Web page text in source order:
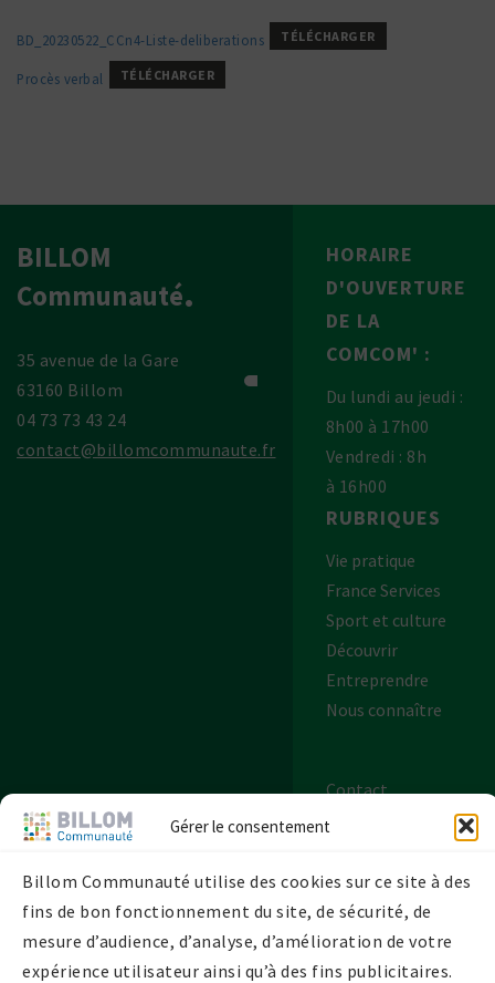
Gérer le consentement
Billom Communauté utilise des cookies sur ce site à des
fins de bon fonctionnement du site, de sécurité, de
mesure d’audience, d’analyse, d’amélioration de votre
expérience utilisateur ainsi qu’à des fins publicitaires.
BD_20230522_CCn4-Liste-deli­be­ra­tions TÉLÉCHARGER
Procès verbal TÉLÉCHARGER
BILLOM
Communauté
35 avenue de la Gare
63160 Billom
04 73 73 43 24
contact@billomcommunaute.fr
HORAIRE
D'OUVERTURE
DE LA
COMCOM' :
Du lundi au jeudi :
8h00 à 17h00
Vendredi : 8h
à 16h00
RUBRIQUES
Vie pratique
France Services
Sport et culture
Découvrir
Entreprendre
Nous connaître
Contact
Plan de site
Politique de
confidentialité
Politique de
cookies UE